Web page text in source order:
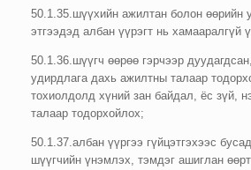
50.1.35.шүүхийн ажилтан болон өөрийн
этгээдэд албан үүрэгт нь хамааралгүй
50.1.36.шүүгч өөрөө гэрчээр
удирдлага дахь ажилтны талаар
тохиолдолд хүний зан байдал, ёс зүй,
талаар тодорхойлох;
50.1.37.албан үүргээ гүйцэтгэхээс
шүүгчийн үнэмлэх, тэмдэг ашиглан